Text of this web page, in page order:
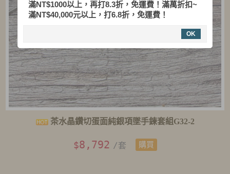
茶水晶鑽切蛋面純銀項墜手鍊套組G32-2
$8,792 /套 購買
滿NT$1000以上，再打8.3折，免運費！滿萬折扣~
滿NT$40,000元以上，打6.8折，免運費！
OK